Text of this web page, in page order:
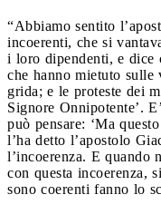
“Abbiamo sentito
incoerenti, che si
i loro dipendenti, e dice
che hanno mietuto sulle
grida; e le proteste dei
Signore Onnipotente’.
può pensare: ‘Ma
l’ha detto l’apostolo
l’incoerenza. E quando
con questa incoerenza,
sono coerenti fanno lo